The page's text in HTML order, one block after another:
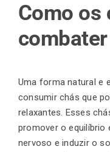
Como os
Uma forma natural e
consumir chás que
relaxantes. Esses
promover o equilíbrio
nervoso e induzir o